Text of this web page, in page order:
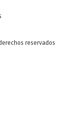
reservados